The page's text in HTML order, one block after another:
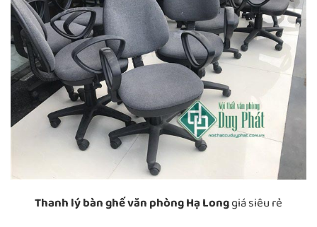
Thanh lý bàn ghế văn phòng Hạ Longgiá siêu rẻ